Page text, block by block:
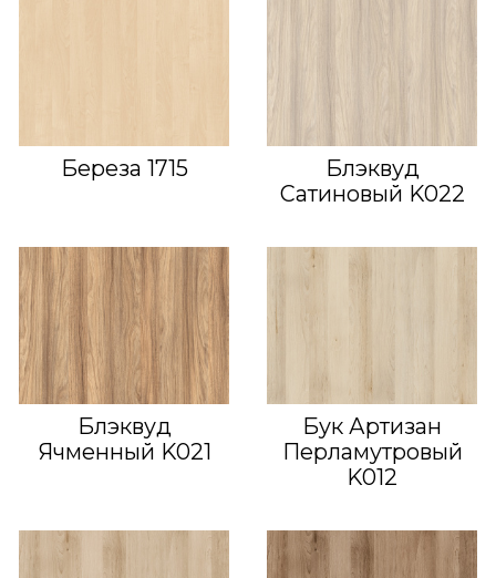
Береза 1715
Блэквуд
Сатиновый K022
Блэквуд
Ячменный K021
Бук Артизан
Перламутровый
K012